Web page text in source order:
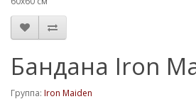
Бандана Iron
Группа: Iron Maiden